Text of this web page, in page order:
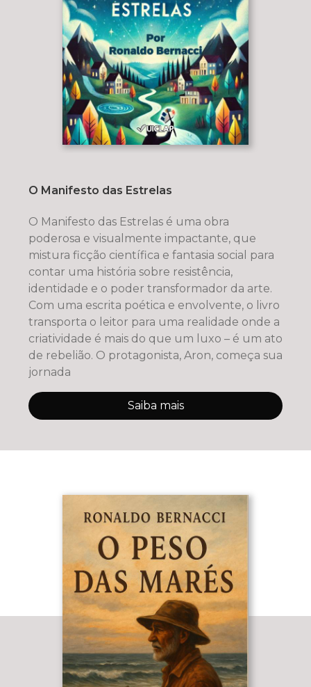
O Manifesto das Estrelas
O Manifesto das Estrelas é uma obra
poderosa e visualmente impactante, que
mistura ficção científica e fantasia social para
contar uma história sobre resistência,
identidade e o poder transformador da arte.
Com uma escrita poética e envolvente, o livro
transporta o leitor para uma realidade onde a
criatividade é mais do que um luxo – é um ato
de rebelião. O protagonista, Aron, começa sua
jornada
Saiba mais